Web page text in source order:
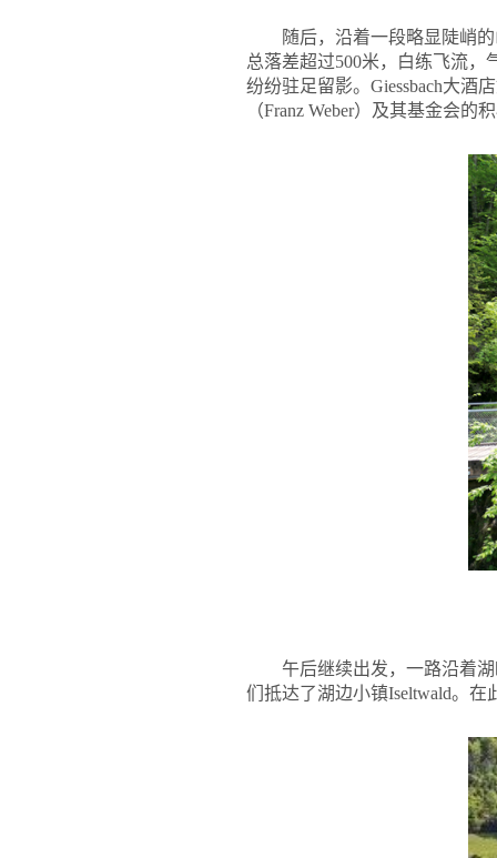
随后，沿着一段略显陡峭
总落差超过500米，白练飞流，
纷纷驻足留影。Giessbach大酒
（Franz Weber）及其基金会
午后继续出发，一路沿着
们抵达了湖边小镇Iseltwald。在